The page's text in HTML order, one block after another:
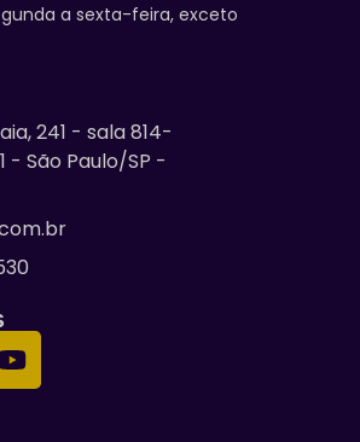
a sexta-feira, exceto
241 - sala 814-
- São Paulo/SP -